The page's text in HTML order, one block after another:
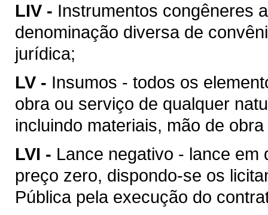
LIV - Instrumentos congêneres
denominação diversa de
jurídica;
LV - Insumos - todos os
obra ou serviço de qualquer
incluindo materiais, mão de
LVI - Lance negativo - lance em
preço zero, dispondo-se os
Pública pela execução do